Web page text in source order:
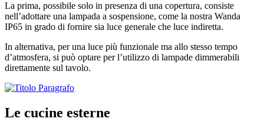
La prima, possibile solo in presenza di una copertura, consiste
nell’adottare una lampada a sospensione, come la nostra Wanda
IP65 in grado di fornire sia luce generale che luce indiretta.
In alternativa, per una luce più funzionale ma allo stesso tempo
d’atmosfera, si può optare per l’utilizzo di lampade dimmerabili
direttamente sul tavolo.
Le cucine esterne